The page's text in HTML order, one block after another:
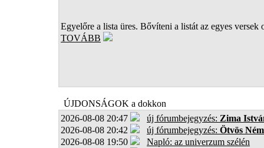
Egyelőre a lista üres. Bővíteni a listát az egyes versek
TOVÁBB
ÚJDONSÁGOK a dokkon
2026-08-08 20:47
új fórumbejegyzés: Zima
2026-08-08 20:42
új fórumbejegyzés: Ötvös
2026-08-08 19:50
Napló: az univerzum szélén